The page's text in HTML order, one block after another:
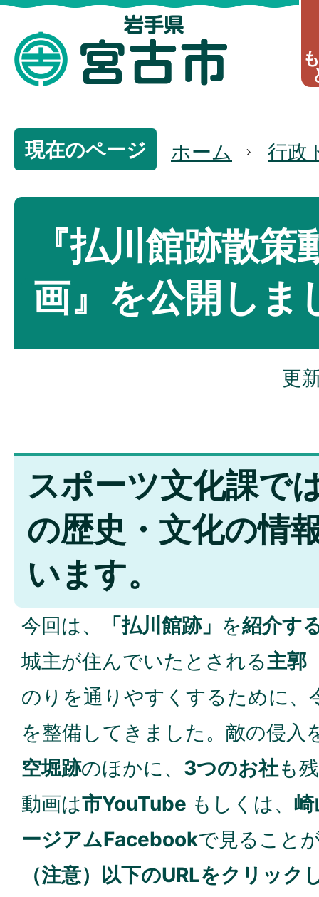
現在のページ ホーム 行政
『払川館跡散策
画』を公開しま
更
スポーツ文化課で
の歴史・文化の情
います。
今回は、 「払川館跡」 を紹介す
城主が住んでいたとされる主郭
のりを通りやすくするために、
を整備してきました。敵の侵入
空堀跡のほかに、 3つのお社も
動画は市YouTube もしくは、 崎
ージアムFacebookで見ること
（注意）以下のURLをクリック